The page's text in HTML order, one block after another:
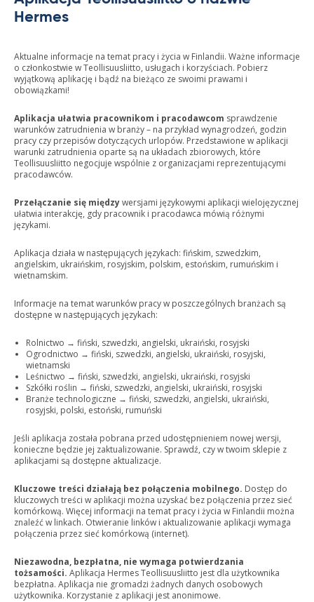
Hermes
Aktualne informacje na temat pracy i życia w Finlandii. Ważne informacje
o członkostwie w Teollisuusliitto, usługach i korzyściach. Pobierz
wyjątkową aplikację i bądź na bieżąco ze swoimi prawami i
obowiązkami!
Aplikacja ułatwia pracownikom i pracodawcom sprawdzenie
warunków zatrudnienia w branży – na przykład wynagrodzeń, godzin
pracy czy przepisów dotyczących urlopów. Przedstawione w aplikacji
warunki zatrudnienia oparte są na układach zbiorowych, które
Teollisuusliitto negocjuje wspólnie z organizacjami reprezentującymi
pracodawców.
Przełączanie się międzywersjami językowymi aplikacji wielojęzycznej
ułatwia interakcję, gdy pracownik i pracodawca mówią różnymi
językami.
Aplikacja działa w następujących językach: fińskim, szwedzkim,
angielskim, ukraińskim, rosyjskim, polskim, estońskim, rumuńskim i
wietnamskim.
Informacje na temat warunków pracy w poszczególnych branżach są
dostępne w następujących językach:
Rolnictwo → fiński, szwedzki, angielski, ukraiński, rosyjski
Ogrodnictwo → fiński, szwedzki, angielski, ukraiński, rosyjski,
wietnamski
Leśnictwo → fiński, szwedzki, angielski, ukraiński, rosyjski
Szkółki roślin → fiński, szwedzki, angielski, ukraiński, rosyjski
Branże technologiczne → fiński, szwedzki, angielski, ukraiński,
rosyjski, polski, estoński, rumuński
Jeśli aplikacja została pobrana przed udostępnieniem nowej wersji,
konieczne będzie jej zaktualizowanie. Sprawdź, czy w twoim sklepie z
aplikacjami są dostępne aktualizacje.
Kluczowe treści działają bez połączenia mobilnego. Dostęp do
kluczowych treści w aplikacji można uzyskać bez połączenia przez sieć
komórkową. Więcej informacji na temat pracy i życia w Finlandii można
znaleźć w linkach. Otwieranie linków i aktualizowanie aplikacji wymaga
połączenia przez sieć komórkową (internet).
Niezawodna, bezpłatna, nie wymaga potwierdzania
tożsamości. Aplikacja Hermes Teollisuusliitto jest dla użytkownika
bezpłatna. Aplikacja nie gromadzi żadnych danych osobowych
użytkownika. Korzystanie z aplikacji jest anonimowe.